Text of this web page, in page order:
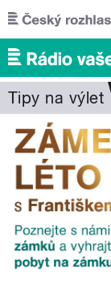
Přejít k hlavnímu
Tipy na výlet